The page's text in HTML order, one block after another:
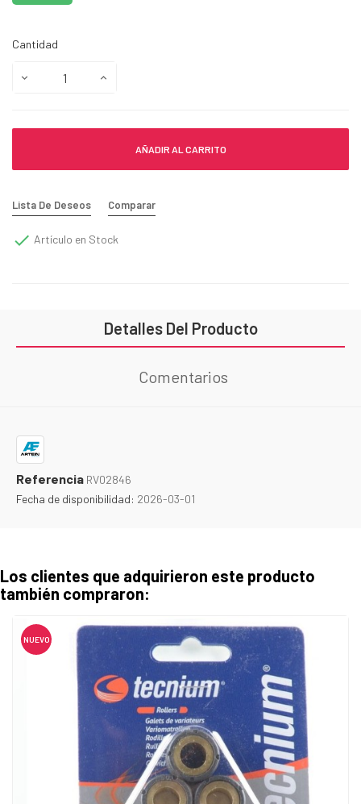
Cantidad
AÑADIR AL CARRITO
Lista De Deseos Comparar
 Artículo en Stock
Detalles Del Producto
Comentarios
Referencia RV02846
Fecha de disponibilidad: 2026-03-01
Los clientes que adquirieron este producto
también compraron:
NUEVO